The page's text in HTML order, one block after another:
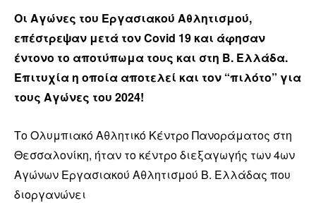
Οι Αγώνες του Εργασιακού Αθλητισμού,
επέστρεψαν μετά τον Covid 19 και άφησαν
έντονο το αποτύπωμα τους και στη Β. Ελλάδα.
Επιτυχία η οποία αποτελεί και τον “πιλότο” για
τους Αγώνες του 2024!
Το Ολυμπιακό Αθλητικό Κέντρο Πανοράματος στη
Θεσσαλονίκη, ήταν το κέντρο διεξαγωγής των 4ων
Αγώνων Εργασιακού Αθλητισμού Β. Ελλάδας που
διοργανώνει